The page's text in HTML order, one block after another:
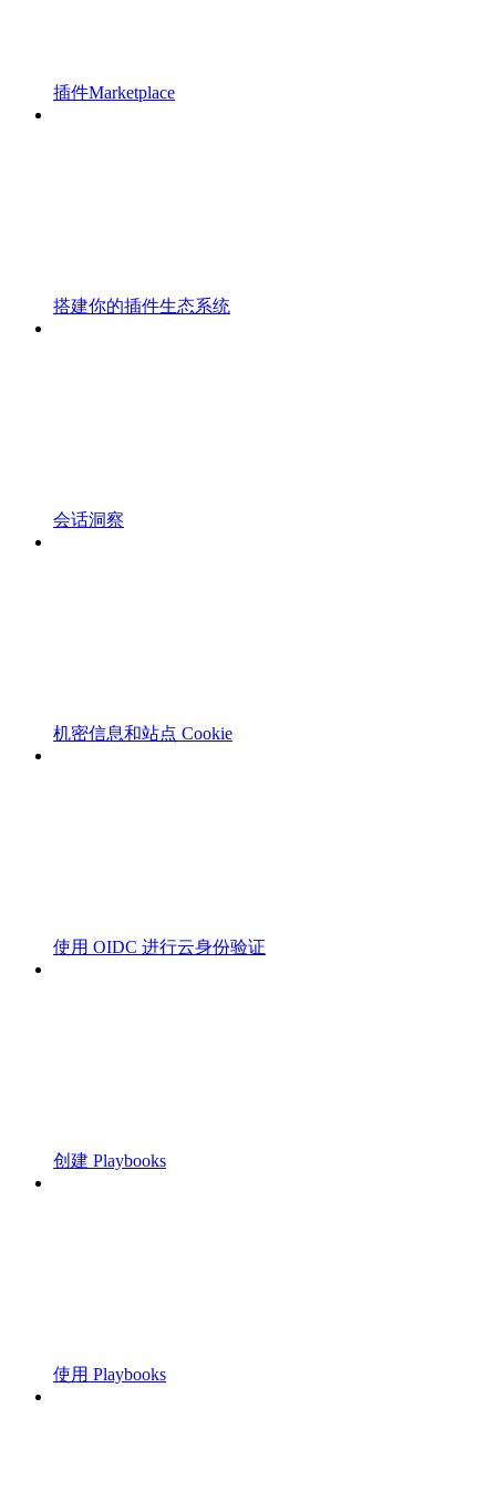
插件Marketplace
搭建你的插件生态系统
会话洞察
机密信息和站点 Cookie
使用 OIDC 进行云身份验证
创建 Playbooks
使用 Playbooks